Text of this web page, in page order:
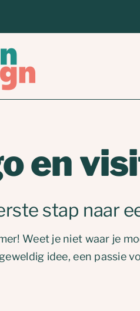
en
stap naar
Weet je niet waar je
idee, een passie